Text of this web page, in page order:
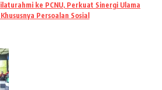
ke PCNU, Perkuat Sinergi Ulama
Persoalan Sosial